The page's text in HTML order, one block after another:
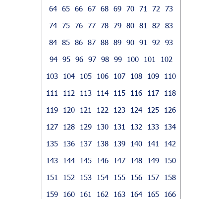
64 65 66 67 68 69 70 71 72
73
74 75 76 77 78 79 80 81 82
83
84 85 86 87 88 89 90 91 92
93
94 95 96 97 98 99 100 101
102
103
104 105 106 107 108 109
110
111
112 113 114 115 116 117
118
119
120 121 122 123 124 125
126
127
128 129 130 131 132 133
134
135
136 137 138 139 140 141
142
143
144 145 146 147 148 149
150
151
152 153 154 155 156 157
158
159
160 161 162 163 164 165
166